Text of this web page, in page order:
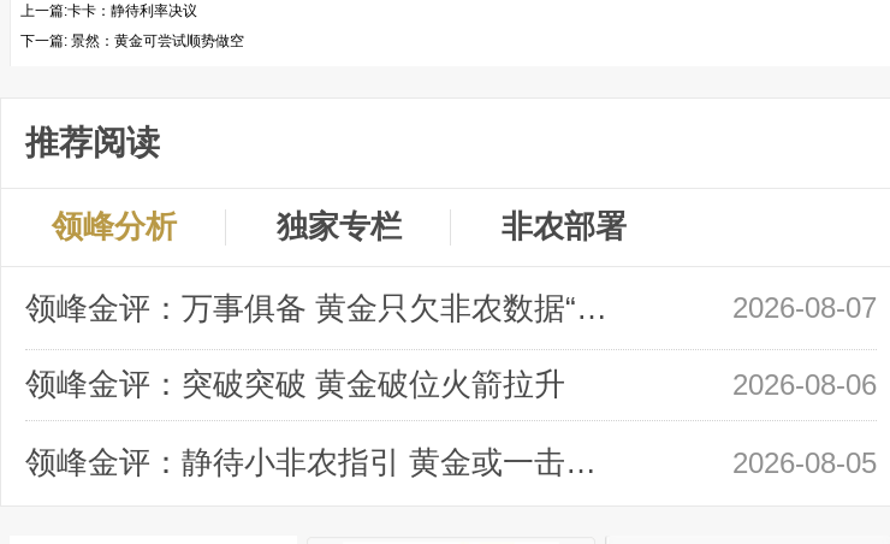
上一篇:​卡卡：静待利率决议
下一篇: 景然：黄金可尝试顺势做空
推荐阅读
领峰分析 独家专栏 非农部署
领峰金评：万事俱备 黄金只欠非农数据“东风” 2026-08-07
领峰金评：突破突破 黄金破位火箭拉升 2026-08-06
领峰金评：静待小非农指引 黄金或一击破局 2026-08-05